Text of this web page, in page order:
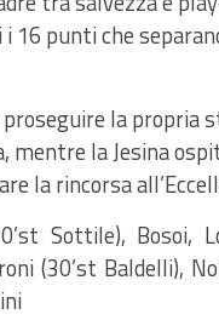
16 punti che
la propria
mentre la Jesina
la rincorsa
Sottile), Bosoi,
(30’st Baldelli),